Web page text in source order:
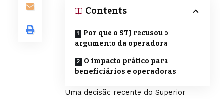
Contents
Por que o STJ recusou o
argumento da operadora
O impacto prático para
beneficiários e operadoras
Uma decisão recente do Superior